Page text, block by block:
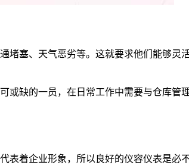
塞、天气恶劣等。这就要求他们能够灵
缺的一员，在日常工作中需要与仓库管
着企业形象，所以良好的仪容仪表是必